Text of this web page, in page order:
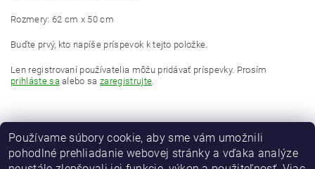
Rozmery: 62 cm x 50 cm
Buďte prvý, kto napíše príspevok k tejto položke.
Len registrovaní používatelia môžu pridávať príspevky. Prosím
prihláste sa alebo sazaregistrujte.
Používame súbory cookie, aby sme vám umožnili
pohodlné prehliadanie webovej stránky a vďaka analýze